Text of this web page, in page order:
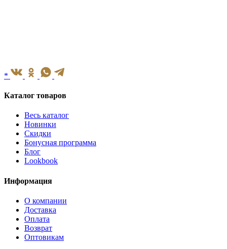
*
Каталог товаров
Весь каталог
Новинки
Скидки
Бонусная программа
Блог
Lookbook
Информация
О компании
Доставка
Оплата
Возврат
Оптовикам